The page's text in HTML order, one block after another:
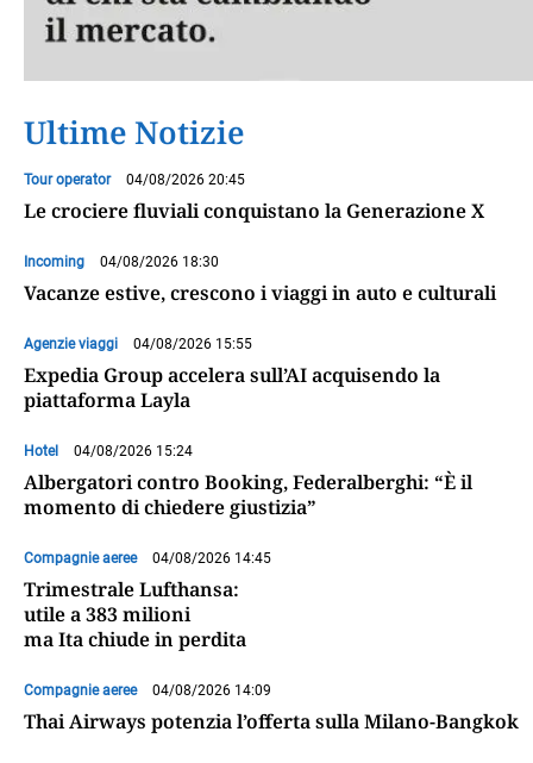
Ultime Notizie
Tour operator 04/08/2026 20:45
Le crociere fluviali conquistano la Generazione X
Incoming 04/08/2026 18:30
Vacanze estive, crescono i viaggi in auto e culturali
Agenzie viaggi 04/08/2026 15:55
Expedia Group accelera sull’AI acquisendo la
piattaforma Layla
Hotel 04/08/2026 15:24
Albergatori contro Booking, Federalberghi: “È il
momento di chiedere giustizia”
Compagnie aeree 04/08/2026 14:45
Trimestrale Lufthansa:
utile a 383 milioni
ma Ita chiude in perdita
Compagnie aeree 04/08/2026 14:09
Thai Airways potenzia l’offerta sulla Milano-Bangkok